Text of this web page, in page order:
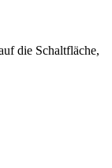
die Schaltfläche,